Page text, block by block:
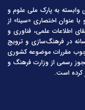
وابسته به پارک ملی علوم و
عنوان اختصاری «سینا» از
ارتقای اطلاعات علمی، فناوری و
در فرهنگ‌سازی و ترویج
مقررات موضوعه کشوری
رسمی از وزارت فرهنگ و